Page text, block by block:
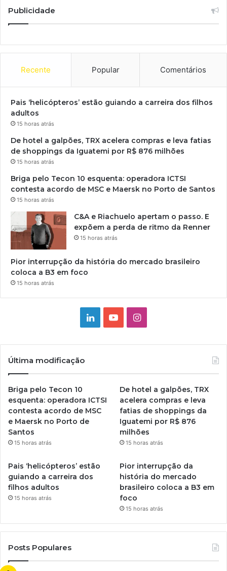
Publicidade
Recente Popular Comentários
Pais ‘helicópteros’ estão guiando a carreira dos filhos
adultos
15 horas atrás
De hotel a galpões, TRX acelera compras e leva fatias
de shoppings da Iguatemi por R$ 876 milhões
15 horas atrás
Briga pelo Tecon 10 esquenta: operadora ICTSI
contesta acordo de MSC e Maersk no Porto de Santos
15 horas atrás
C&A e Riachuelo apertam o passo. E
expõem a perda de ritmo da Renner
15 horas atrás
Pior interrupção da história do mercado brasileiro
coloca a B3 em foco
15 horas atrás
LinkedinYouTubeInstagram
Última modificação
Briga pelo Tecon 10
esquenta: operadora ICTSI
contesta acordo de MSC
e Maersk no Porto de
Santos
15 horas atrás
De hotel a galpões, TRX
acelera compras e leva
fatias de shoppings da
Iguatemi por R$ 876
milhões
15 horas atrás
Pais ‘helicópteros’ estão
guiando a carreira dos
filhos adultos
15 horas atrás
Pior interrupção da
história do mercado
brasileiro coloca a B3 em
foco
15 horas atrás
Posts Populares